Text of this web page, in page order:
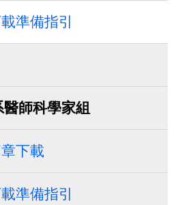
準備指引
師科學家組
下載
準備指引